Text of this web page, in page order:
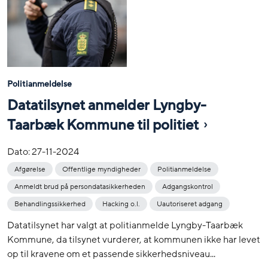
Politianmeldelse
Datatilsynet anmelder Lyngby-
Taarbæk Kommune til politiet
Dato:27-11-2024
Afgørelse Offentlige myndigheder
Politianmeldelse
Anmeldt brud på persondatasikkerheden
Adgangskontrol
Behandlingssikkerhed
Hacking o.l. Uautoriseret adgang
Datatilsynet har valgt at politianmelde Lyngby-Taarbæk
Kommune, da tilsynet vurderer, at kommunen ikke har levet
op til kravene om et passende sikkerhedsniveau...